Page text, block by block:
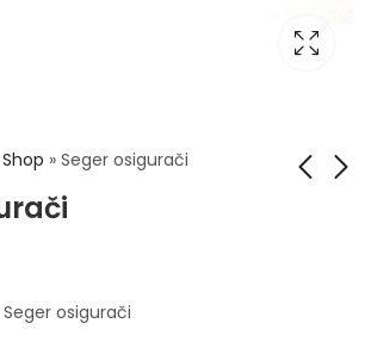
Shop » Seger osigurači
Seger osigurači